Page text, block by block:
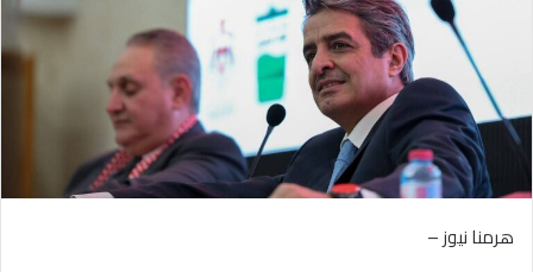
هرمنا نيوز –